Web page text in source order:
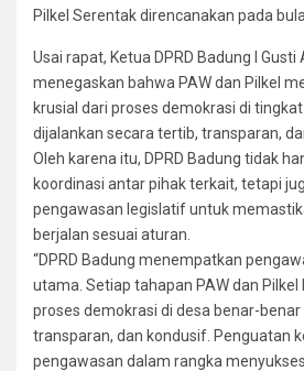
Pilkel Serentak direncanakan pada
Usai rapat, Ketua DPRD Badung I
menegaskan bahwa PAW dan Pilkel
krusial dari proses demokrasi di
dijalankan secara tertib, transparan,
Oleh karena itu, DPRD Badung tidak
koordinasi antar pihak terkait, tetapi
pengawasan legislatif untuk
berjalan sesuai aturan.
“DPRD Badung menempatkan
utama. Setiap tahapan PAW dan
proses demokrasi di desa benar-
transparan, dan kondusif. Penguatan
pengawasan dalam rangka